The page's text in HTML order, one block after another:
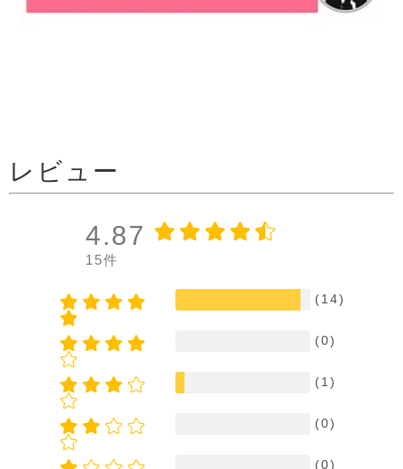
レビュー
4.87
15件
(14)
(0)
(1)
(0)
(0)